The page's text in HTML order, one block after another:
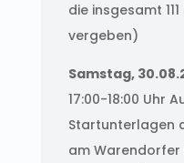
die insgesamt
vergeben)
Samstag,
17:00-18:00 Uhr
Startunterlagen
am Warendorfer